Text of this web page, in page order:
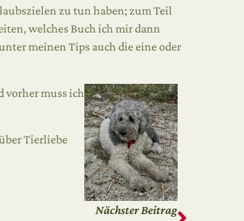
zu tun haben; zum Teil
welches Buch ich mir dann
meinen Tips auch die eine oder
vorher muss ich
Tierliebe
Nächster Beitrag